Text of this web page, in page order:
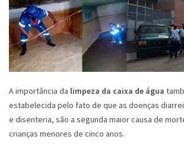
A importância da limpeza da caixa de água
estabelecida pelo fato de que as doenças
e disenteria, são a segunda maior causa de
crianças menores de cinco anos.